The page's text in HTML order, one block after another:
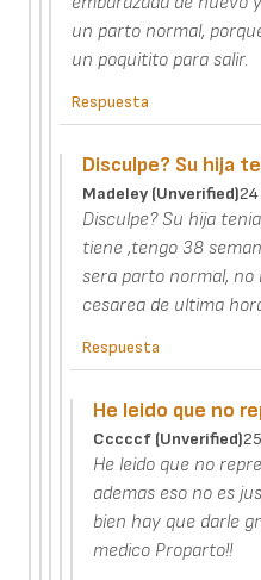
un parto normal,
un poquitito para salir.
Respuesta
Disculpe? Su hija
Madeley (unverified)24
Disculpe? Su hija
tiene ,tengo 38
sera parto normal, no
cesarea de ultima
Respuesta
He leido que no
Cccccf (unverified)
He leido que no
ademas eso no es
bien hay que darle
medico Proparto!!